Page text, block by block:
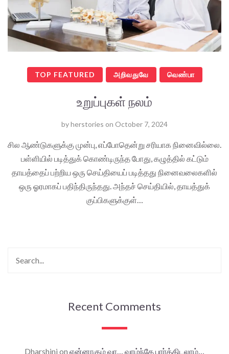
TOP FEATURED அறிவதுவே வெண்பா
உறுப்புகள் நலம்
byherstories on October 7, 2024
சில ஆண்டுகளுக்கு முன்பு, எப்போதென்று சரியாக நினைவில்லை.
பள்ளியில் படித்துக் கொண்டிருந்த போது, கழுத்தில் கட்டும்
தாயத்தைப் பற்றிய ஒரு செய்தியைப் படித்தது நினைவலைகளில்
ஒரு ஓரமாகப் பதிந்திருந்தது. அந்தச் செய்தியில், தாயத்துக்
குப்பிகளுக்குள்…
Recent Comments
Dharshini on என்னாகும் வா… வாழ்ந்தே பார்த்திடலாம்…